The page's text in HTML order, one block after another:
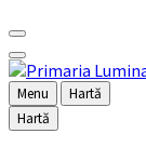
Menu
Hartă
Hartă